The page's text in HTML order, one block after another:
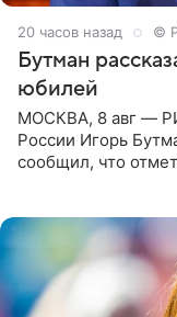
20 часов назад ©
Бутман
юбилей
МОСКВА, 8 авг —
России Игорь
сообщил, что